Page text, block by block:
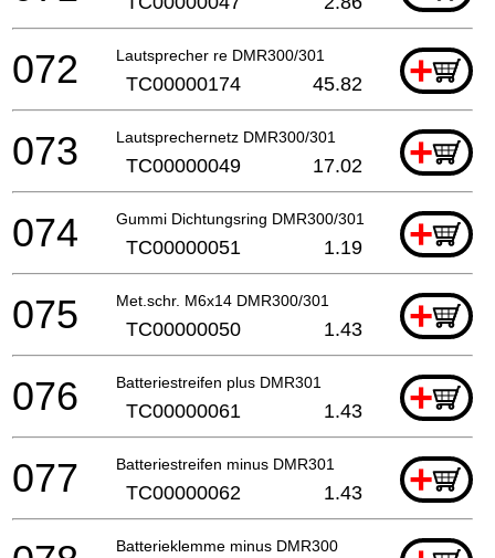
Lautsprecher re DMR300/301 +
072 TC00000174 45.82
Lautsprechernetz DMR300/301 +
073 TC00000049 17.02
Gummi Dichtungsring DMR300/301 +
074 TC00000051 1.19
Met.schr. M6x14 DMR300/301 +
075 TC00000050 1.43
Batteriestreifen plus DMR301 +
076 TC00000061 1.43
Batteriestreifen minus DMR301 +
077 TC00000062 1.43
Batterieklemme minus DMR300